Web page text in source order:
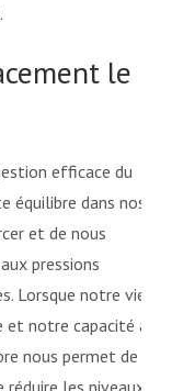
le
efficace du
équilibre dans nos
et de nous
pressions
Lorsque notre vie
notre capacité à
nous permet de
les niveaux